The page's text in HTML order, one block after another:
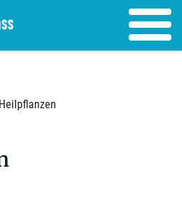
Heilpflanzen